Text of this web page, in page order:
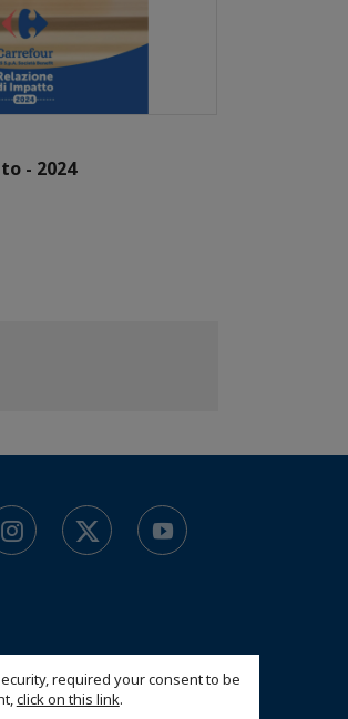
required your consent to be
click on this link.
- 2024